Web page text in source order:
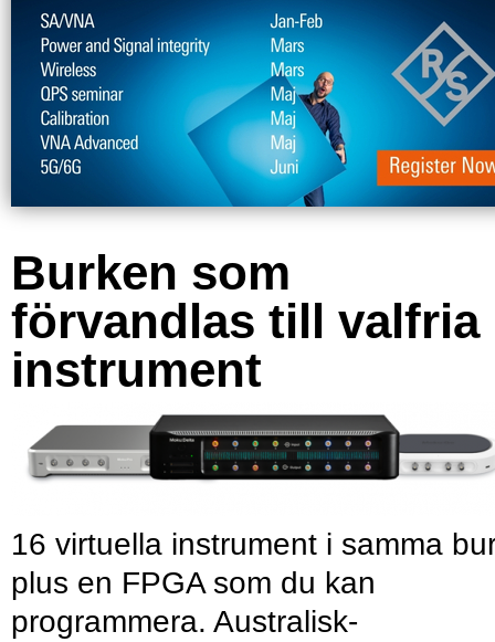
Burken som
förvandlas till valfria
instrument
16 virtuella instrument i samma
plus en FPGA som du kan
programmera. Australisk-